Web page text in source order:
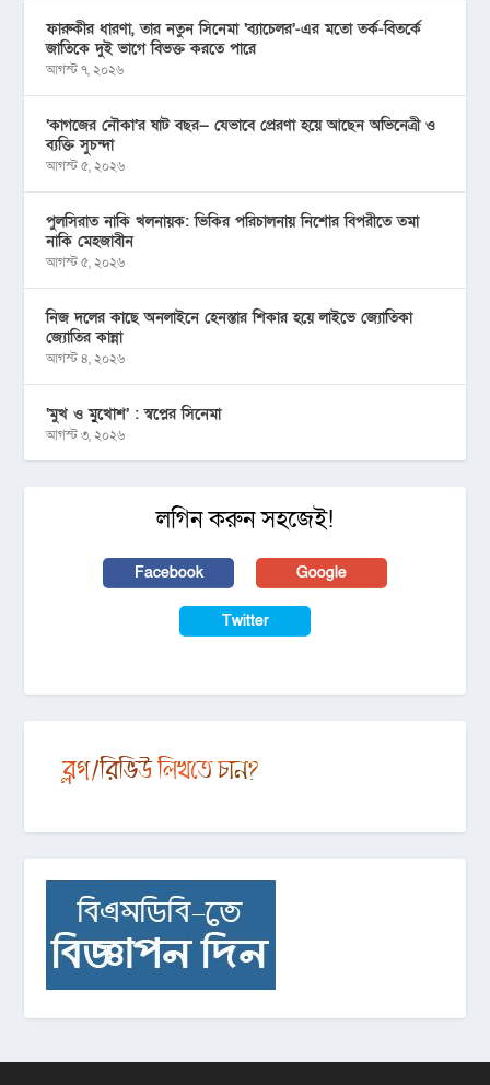
ফারুকীর ধারণা, তার নতুন সিনেমা ‘ব্যাচেলর’-এর মতো তর্ক-বিতর্কে
জাতিকে দুই ভাগে বিভক্ত করতে পারে
আগস্ট ৭, ২০২৬
‘কাগজের নৌকা’র ষাট বছর— যেভাবে প্রেরণা হয়ে আছেন অভিনেত্রী ও
ব্যক্তি সুচন্দা
আগস্ট ৫, ২০২৬
পুলসিরাত নাকি খলনায়ক: ভিকির পরিচালনায় নিশোর বিপরীতে তমা
নাকি মেহজাবীন
আগস্ট ৫, ২০২৬
নিজ দলের কাছে অনলাইনে হেনস্তার শিকার হয়ে লাইভে জ্যোতিকা
জ্যোতির কান্না
আগস্ট ৪, ২০২৬
‘মুখ ও মু্খোশ’ : স্বপ্নের সিনেমা
আগস্ট ৩, ২০২৬
লগিন করুন সহজেই!
Facebook Google
Twitter